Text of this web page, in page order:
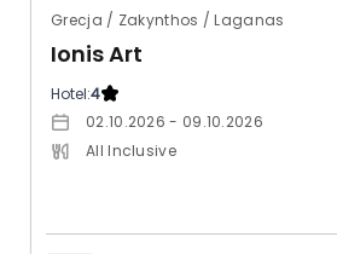
Grecja / Zakynthos / Laganas
Ionis Art
Hotel:4
02.10.2026 - 09.10.2026
All Inclusive